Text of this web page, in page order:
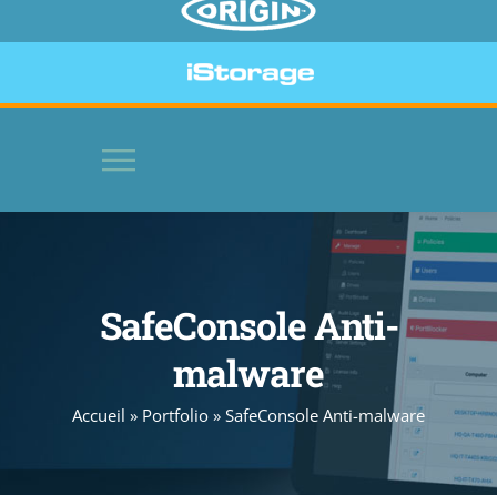
Toggle
Navigation
SOFTWARE
BEVEILIGDE APPARATEN
WEBSITE
SafeConsole Anti-
malware
Accueil » Portfolio » SafeConsole Anti-malware